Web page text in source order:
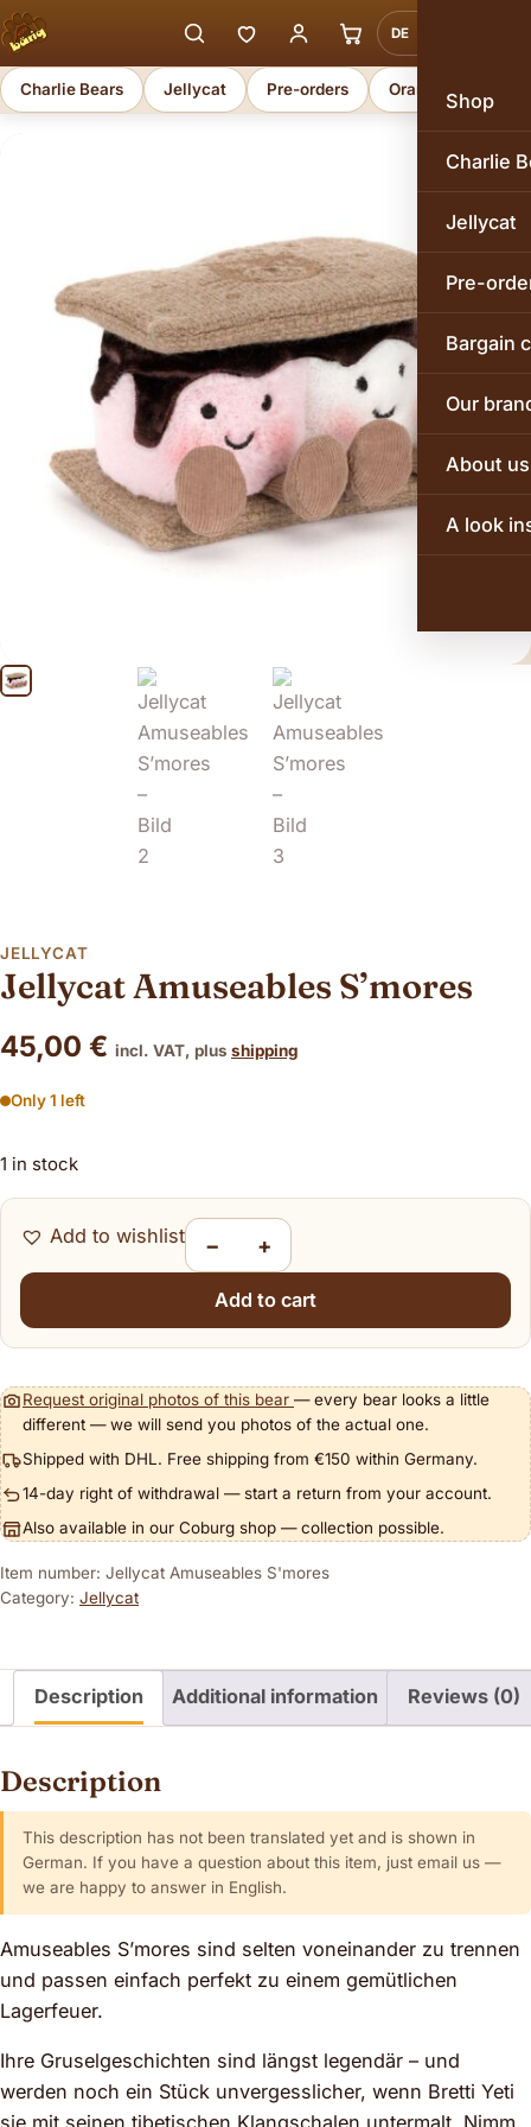
DE
Shop
Charlie
Jellycat
Pre-
Bargain
Our
About us
A look
Charlie Bears Jellycat Pre-orders Orange Toys
JELLYCAT
Jellycat Amuseables S’mores
45,00 € incl. VAT, plus shipping
Only 1 left
1 in stock
Add to wishlist −
Jellycat Amuseables S'mores quantity
+
Add to cart
Request original photos of this bear — every bear looks a little
different — we will send you photos of the actual one.
Shipped with DHL. Free shipping from €150 within Germany.
14-day right of withdrawal — start a return from your account.
Also available in our Coburg shop — collection possible.
Item number: Jellycat Amuseables S'mores
Category: Jellycat
Description Additional information Reviews (0)
Description
This description has not been translated yet and is shown in
German. If you have a question about this item, just email us —
we are happy to answer in English.
Amuseables S’mores sind selten voneinander zu trennen
und passen einfach perfekt zu einem gemütlichen
Lagerfeuer.
Ihre Gruselgeschichten sind längst legendär – und
werden noch ein Stück unvergesslicher, wenn Bretti Yeti
sie mit seinen tibetischen Klangschalen untermalt. Nimm